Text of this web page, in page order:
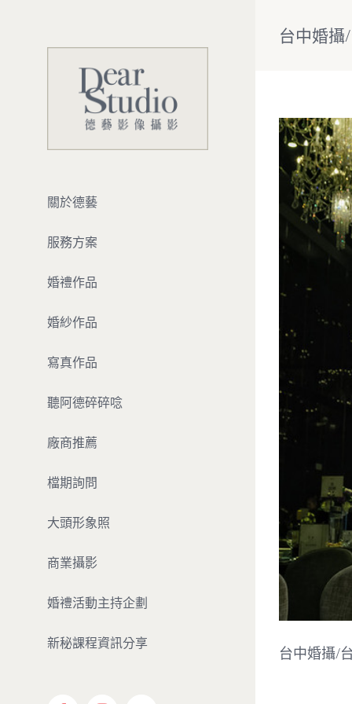
關於德藝
服務方案
婚禮作品
婚紗作品
寫真作品
聽阿德碎碎唸
廠商推薦
檔期詢問
大頭形象照
商業攝影
婚禮活動主持企劃
新秘課程資訊分享
台中婚攝
View
Larger
Image
台中婚攝/